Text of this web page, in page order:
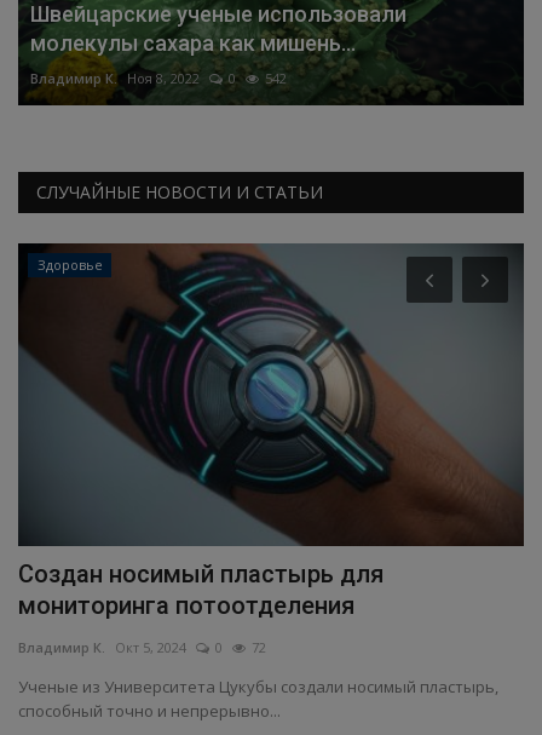
Швейцарские ученые использовали
молекулы сахара как мишень...
Владимир К. Ноя 8, 2022 0 542
СЛУЧАЙНЫЕ НОВОСТИ И СТАТЬИ
Здоровье
Создан носимый пластырь для
мониторинга потоотделения
Владимир К. Окт 5, 2024 0 72
Ученые из Университета Цукубы создали носимый пластырь,
способный точно и непрерывно...